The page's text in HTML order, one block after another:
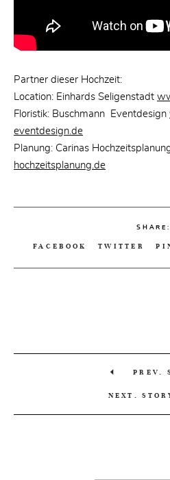
Partner dieser Hochzeit:
Location: Einhards Seligenstadt
Floristik: Buschmann Eventdesign
eventdesign.de
Planung: Carinas
hochzeitsplanung.de
SHARE:
FACEBOOK TWITTER
PREV.
NEXT.